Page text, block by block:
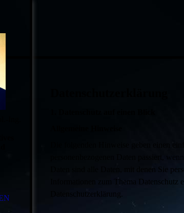
Die folgenden Hinweise geben einen
personenbezogenen Daten passiert,
Daten sind alle Daten, mit denen Sie
Informationen zum Thema Datenschutz
Datenschutzerklärung.